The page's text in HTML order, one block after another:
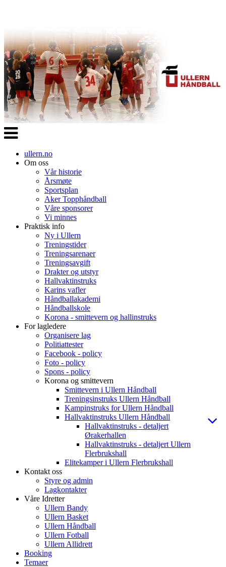
Veksle
navigasjon
ullern.no
Om oss
Vår historie
Årsmøte
Sportsplan
Aker Topphåndball
Våre sponsorer
Vi minnes
Praktisk info
Ny i Ullern
Treningstider
Treningsarenaer
Treningsavgift
Drakter og utstyr
Hallvaktinstruks
Karins vafler
Håndballakademi
Håndballskole
Korona - smittevern og hallinstruks
For lagledere
Organisere lag
Politiattester
Facebook - policy
Foto - policy
Spons - policy
Korona og smittevern
Smittevern i Ullern Håndball
Treningsinstruks Ullern Håndball
Kampinstruks for Ullern Håndball
Hallvaktinstruks Ullern Håndball
Hallvaktinstruks - detaljert
Ørakerhallen
Hallvaktinstruks - detaljert Ullern
Flerbrukshall
Elitekamper i Ullern Flerbrukshall
Kontakt oss
Styre og admin
Lagkontakter
Våre Idretter
Ullern Bandy
Ullern Basket
Ullern Håndball
Ullern Fotball
Ullern Allidrett
Booking
Temaer